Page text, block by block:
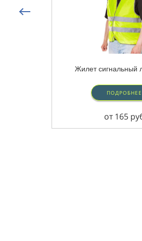
Жилет сигнальный
ПОДРОБНЕЕ
от 165